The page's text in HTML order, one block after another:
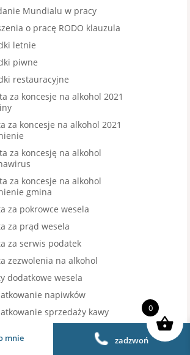
Mundialu w pracy
o pracę RODO klauzula
letnie
piwne
restauracyjne
za koncesje na alkohol 2021
za koncesje na alkohol 2021
za koncesję na alkohol
za koncesje na alkohol
gmina
za pokrowce wesela
za prąd wesela
za serwis podatek
zezwolenia na alkohol
dodatkowe wesela
napiwków
sprzedaży kawy
pracy w restauracji
mnie zadzwoń
0